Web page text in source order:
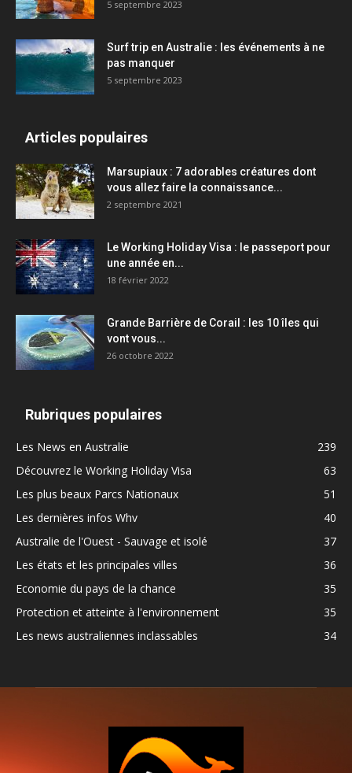
5 septembre 2023
Surf trip en Australie : les événements à ne
pas manquer
5 septembre 2023
Articles populaires
Marsupiaux : 7 adorables créatures dont
vous allez faire la connaissance...
2 septembre 2021
Le Working Holiday Visa : le passeport pour
une année en...
18 février 2022
Grande Barrière de Corail : les 10 îles qui
vont vous...
26 octobre 2022
Rubriques populaires
Les News en Australie
239
Découvrez le Working Holiday Visa
63
Les plus beaux Parcs Nationaux
51
Les dernières infos Whv
40
Australie de l'Ouest - Sauvage et isolé
37
Les états et les principales villes
36
Economie du pays de la chance
35
Protection et atteinte à l'environnement
35
Les news australiennes inclassables
34